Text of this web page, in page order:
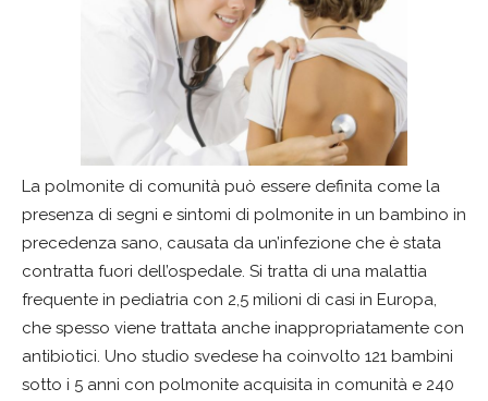
La polmonite di comunità può essere definita come la
presenza di segni e sintomi di polmonite in un bambino in
precedenza sano, causata da un’infezione che è stata
contratta fuori dell’ospedale. Si tratta di una malattia
frequente in pediatria con 2,5 milioni di casi in Europa,
che spesso viene trattata anche inappropriatamente con
antibiotici. Uno studio svedese ha coinvolto 121 bambini
sotto i 5 anni con polmonite acquisita in comunità e 240